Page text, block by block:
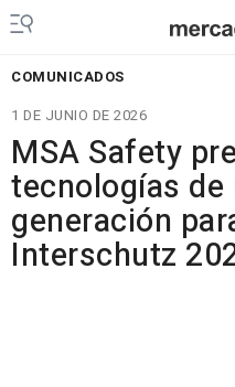
COMUNICADOS
1 DE JUNIO DE 2026
MSA Safety
tecnologías
generación
Interschutz